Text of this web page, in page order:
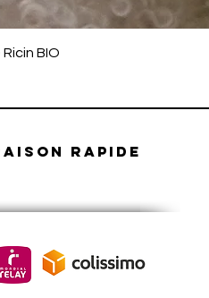
BIO
rapide